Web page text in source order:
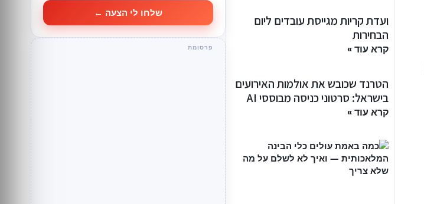
ועדת קריות מגייסת עובדים ליום
הבחירות
קרא עוד »
הטרנד שכובש את אולמות האירועים
בישראל: סרטוני כניסה מבוססי AI
קרא עוד »
שלחו לי הצעה ←